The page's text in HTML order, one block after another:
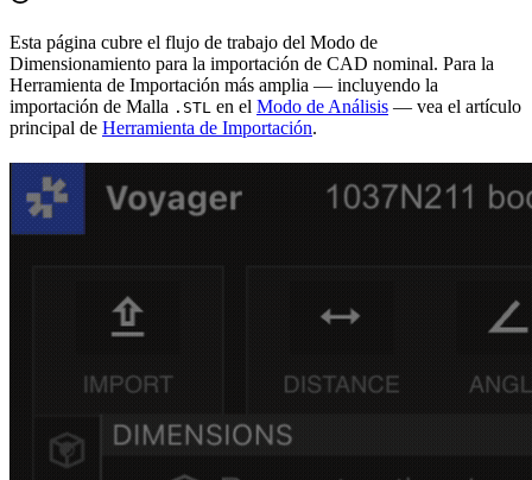
Esta página cubre el flujo de trabajo del Modo de
Dimensionamiento para la importación de CAD nominal. Para la
Herramienta de Importación más amplia — incluyendo la
importación de Malla .STL en el Modo de Análisis — vea el artículo
principal de Herramienta de Importación.